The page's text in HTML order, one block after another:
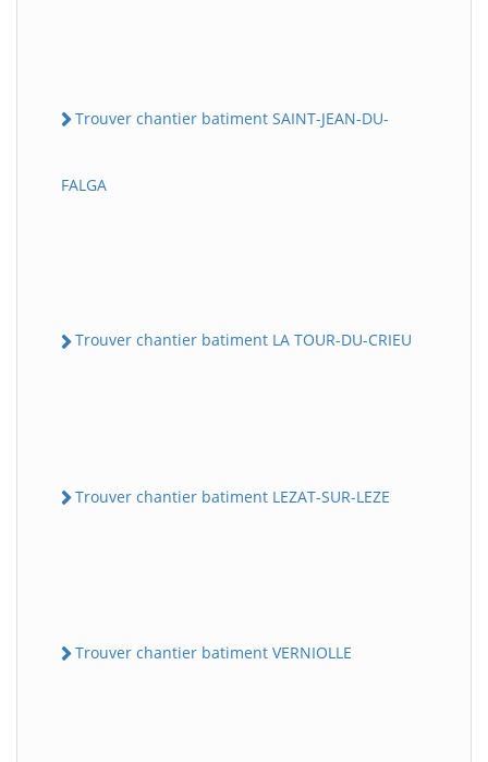
Trouver chantier batiment SAINT-JEAN-DU-
FALGA
Trouver chantier batiment LA TOUR-DU-CRIEU
Trouver chantier batiment LEZAT-SUR-LEZE
Trouver chantier batiment VERNIOLLE